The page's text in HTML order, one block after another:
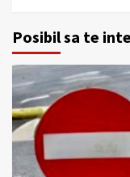
Posibil sa te